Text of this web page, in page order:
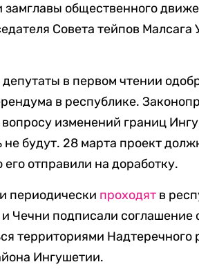
замглавы общественного
Совета тейпов Малсага
в первом чтении
в республике.
вопросу изменений границ
не будут. 28 марта проект
его отправили на доработку.
периодически проходят в
Чечни подписали соглашение
территориями Надтеречного
Ингушетии.